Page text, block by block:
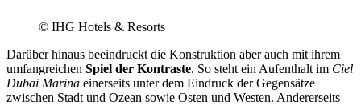
© IHG Hotels & Resorts
Darüber hinaus beeindruckt die Konstruktion aber auch mit ihrem
umfangreichen Spiel der Kontraste. So steht ein Aufenthalt im Ciel
Dubai Marina einerseits unter dem Eindruck der Gegensätze
zwischen Stadt und Ozean sowie Osten und Westen. Andererseits